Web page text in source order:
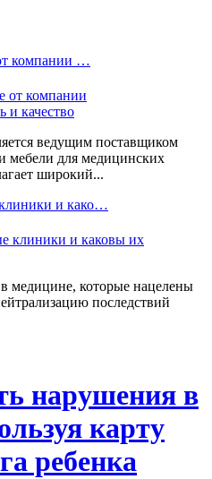
компании …
ведущим поставщиком
мебели для медицинских
широкий...
и како…
медицине, которые нацелены
последствий
нарушения в
карту
ребенка